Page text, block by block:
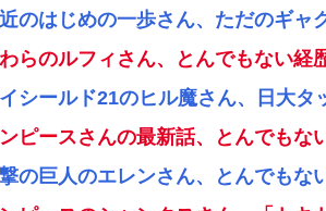
近のはじめの一歩さん、ただのギャ
わらのルフィさん、とんでもない
イシールド21のヒル魔さん、日大
ンピースさんの最新話、とんでもな
撃の巨人のエレンさん、とんでもな